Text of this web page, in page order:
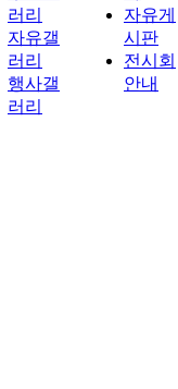
러리
자유갤
러리
행사갤
러리
자유게
시판
전시회
안내